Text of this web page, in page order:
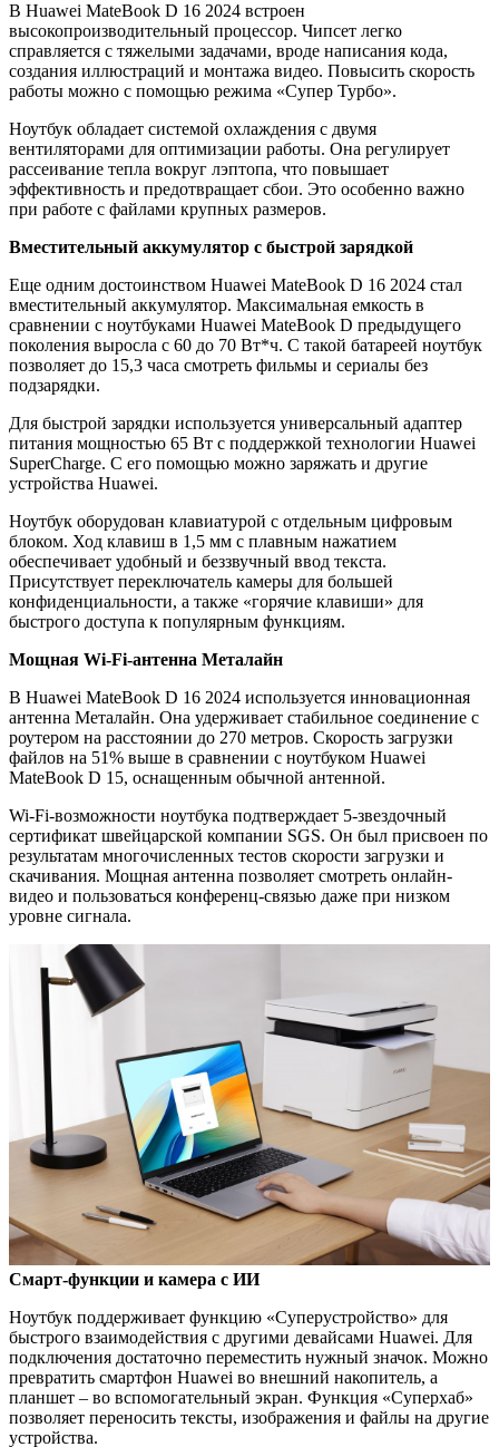
В Huawei MateBook D 16 2024 встроен
высокопроизводительный процессор. Чипсет легко
справляется с тяжелыми задачами, вроде написания кода,
создания иллюстраций и монтажа видео. Повысить скорость
работы можно с помощью режима «Супер Турбо».
Ноутбук обладает системой охлаждения с двумя
вентиляторами для оптимизации работы. Она регулирует
рассеивание тепла вокруг лэптопа, что повышает
эффективность и предотвращает сбои. Это особенно важно
при работе с файлами крупных размеров.
Вместительный аккумулятор с быстрой зарядкой
Еще одним достоинством Huawei MateBook D 16 2024 стал
вместительный аккумулятор. Максимальная емкость в
сравнении с ноутбуками Huawei MateBook D предыдущего
поколения выросла с 60 до 70 Вт*ч. С такой батареей ноутбук
позволяет до 15,3 часа смотреть фильмы и сериалы без
подзарядки.
Для быстрой зарядки используется универсальный адаптер
питания мощностью 65 Вт с поддержкой технологии Huawei
SuperCharge. С его помощью можно заряжать и другие
устройства Huawei.
Ноутбук оборудован клавиатурой с отдельным цифровым
блоком. Ход клавиш в 1,5 мм с плавным нажатием
обеспечивает удобный и беззвучный ввод текста.
Присутствует переключатель камеры для большей
конфиденциальности, а также «горячие клавиши» для
быстрого доступа к популярным функциям.
Мощная Wi-Fi-антенна Металайн
В Huawei MateBook D 16 2024 используется инновационная
антенна Металайн. Она удерживает стабильное соединение с
роутером на расстоянии до 270 метров. Скорость загрузки
файлов на 51% выше в сравнении с ноутбуком Huawei
MateBook D 15, оснащенным обычной антенной.
Wi-Fi-возможности ноутбука подтверждает 5-звездочный
сертификат швейцарской компании SGS. Он был присвоен по
результатам многочисленных тестов скорости загрузки и
скачивания. Мощная антенна позволяет смотреть онлайн-
видео и пользоваться конференц-связью даже при низком
уровне сигнала.
Смарт-функции и камера с ИИ
Ноутбук поддерживает функцию «Суперустройство» для
быстрого взаимодействия с другими девайсами Huawei. Для
подключения достаточно переместить нужный значок. Можно
превратить смартфон Huawei во внешний накопитель, а
планшет – во вспомогательный экран. Функция «Суперхаб»
позволяет переносить тексты, изображения и файлы на другие
устройства.